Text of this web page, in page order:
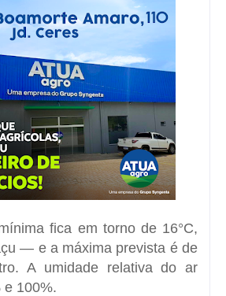
fica em torno de 16°C,
— e a máxima prevista é de
A umidade relativa do ar
e 100%.